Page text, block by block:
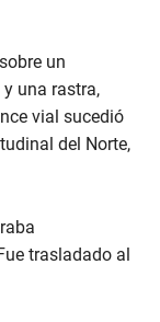
un
una rastra,
vial sucedió
del Norte,
trasladado al